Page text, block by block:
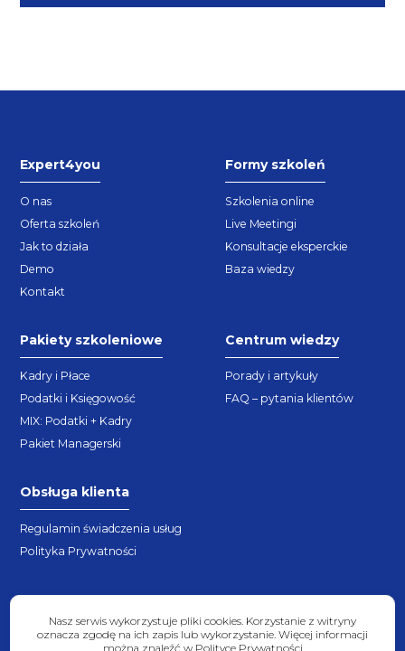
Expert4you
O nas
Oferta szkoleń
Jak to działa
Demo
Kontakt
Formy szkoleń
Szkolenia online
Live Meetingi
Konsultacje eksperckie
Baza wiedzy
Pakiety szkoleniowe
Kadry i Płace
Podatki i Księgowość
MIX: Podatki + Kadry
Pakiet Managerski
Centrum wiedzy
Porady i artykuły
FAQ – pytania klientów
Obsługa klienta
Regulamin świadczenia usług
Polityka Prywatności
Nasz serwis wykorzystuje pliki cookies. Korzystanie z witryny
oznacza zgodę na ich zapis lub wykorzystanie. Więcej informacji
można znaleźć w Polityce Prywatności